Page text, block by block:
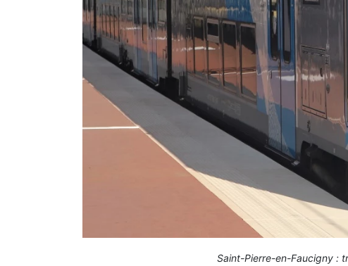
Saint-Pierre-en-Faucigny :